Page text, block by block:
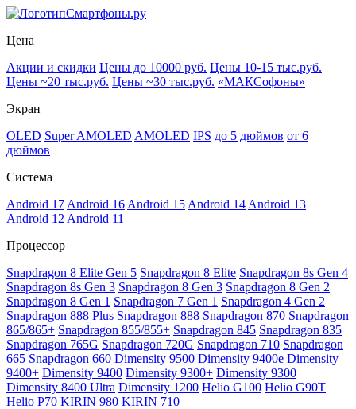
Смартфоны.ру
Цена
Акции и скидки Цены до 10000 руб. Цены 10-15 тыс.руб.
Цены ~20 тыс.руб. Цены ~30 тыс.руб. «МАКСофоны»
Экран
OLED Super AMOLED AMOLED IPS до 5 дюймов от 6
дюймов
Система
Android 17 Android 16 Android 15 Android 14 Android 13
Android 12 Android 11
Процессор
Snapdragon 8 Elite Gen 5 Snapdragon 8 Elite Snapdragon 8s Gen 4
Snapdragon 8s Gen 3 Snapdragon 8 Gen 3 Snapdragon 8 Gen 2
Snapdragon 8 Gen 1 Snapdragon 7 Gen 1 Snapdragon 4 Gen 2
Snapdragon 888 Plus Snapdragon 888 Snapdragon 870 Snapdragon
865/865+ Snapdragon 855/855+ Snapdragon 845 Snapdragon 835
Snapdragon 765G Snapdragon 720G Snapdragon 710 Snapdragon
665 Snapdragon 660 Dimensity 9500 Dimensity 9400e Dimensity
9400+ Dimensity 9400 Dimensity 9300+ Dimensity 9300
Dimensity 8400 Ultra Dimensity 1200 Helio G100 Helio G90T
Helio P70 KIRIN 980 KIRIN 710